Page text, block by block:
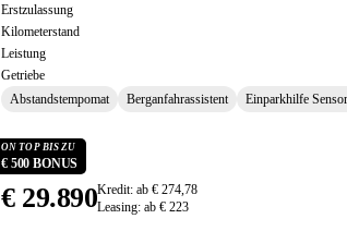
Erstzulassung
Kilometerstand
Leistung
Getriebe
Abstandstempomat
Berganfahrassistent Einparkhilfe
ON TOP BIS ZU
€ 500 BONUS
€ 29.890Kredit: ab € 274,78
Leasing: ab € 223